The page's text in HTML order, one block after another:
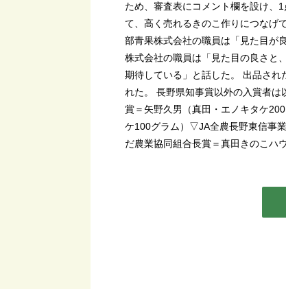
ため、審査表にコメント欄を設け、
て、高く売れるきのこ作りにつなげ
部青果株式会社の職員は「見た目が
株式会社の職員は「見た目の良さと
期待している」と話した。 出品さ
れた。 長野県知事賞以外の入賞者
賞＝矢野久男（真田・エノキタケ
ケ100グラム）▽JA全農長野東信事
だ農業協同組合長賞＝真田きのこハ